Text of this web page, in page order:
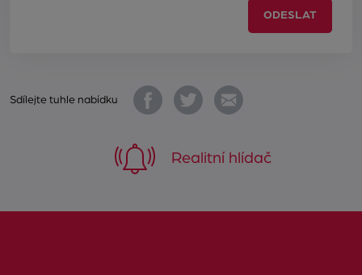
ODESLAT
Sdílejte tuhle nabídku
Realitní hlídač